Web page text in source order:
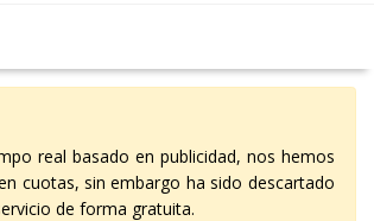
real basado en publicidad, nos hemos
cuotas, sin embargo ha sido descartado
de forma gratuita.